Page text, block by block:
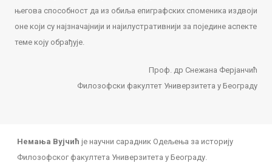
његова способност да из обиља епиграфских споменика издвоји
оне који су најзначајнији и најилустративнији за поједине аспекте
теме коју обрађује.
Проф. др Снежана Ферјанчић
Филозофски факултет Универзитета у Београду
Немања Вујчић је научни сарадник Одељења за историју
Филозофског факултета Универзитета у Београду.